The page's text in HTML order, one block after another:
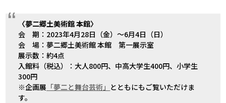
〈夢二郷土美術館 本館〉
会 期：2023年4月28日（金）～6月4日（日）
会 場：夢二郷土美術館 本館 第一展示室
展示数：約4点
入館料（税込）：大人800円、中高大学生400円、小学生
300円
※企画展 「夢二と舞台芸術」 とともにもご覧いただけま
す。